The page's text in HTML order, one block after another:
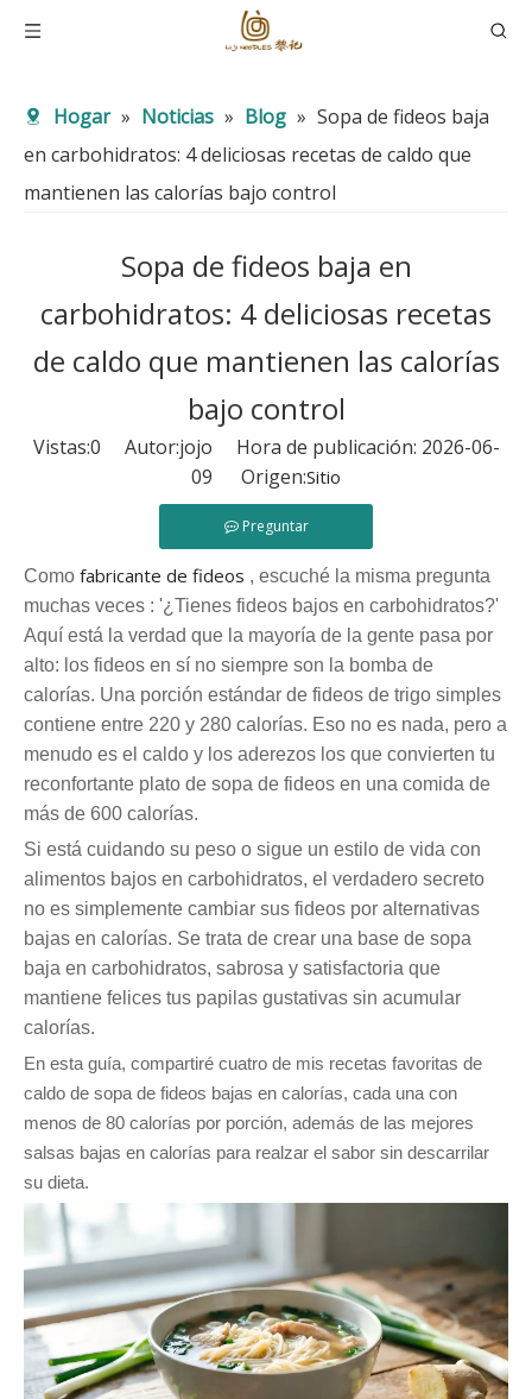
Hogar » Noticias » Blog » Sopa de fideos baja
en carbohidratos: 4 deliciosas recetas de caldo que
mantienen las calorías bajo control
Sopa de fideos baja en
carbohidratos: 4 deliciosas recetas
de caldo que mantienen las calorías
bajo control
Vistas:0 Autor:jojo Hora de publicación: 2026-06-
09 Origen:Sitio
Preguntar
Como fabricante de fideos , escuché la misma pregunta
muchas veces : '¿Tienes fideos bajos en carbohidratos?'
Aquí está la verdad que la mayoría de la gente pasa por
alto: los fideos en sí no siempre son la bomba de
calorías. Una porción estándar de fideos de trigo simples
contiene entre 220 y 280 calorías. Eso no es nada, pero a
menudo es el caldo y los aderezos los que convierten tu
reconfortante plato de sopa de fideos en una comida de
más de 600 calorías.
Si está cuidando su peso o sigue un estilo de vida con
alimentos bajos en carbohidratos, el verdadero secreto
no es simplemente cambiar sus fideos por alternativas
bajas en calorías. Se trata de crear una base de sopa
baja en carbohidratos, sabrosa y satisfactoria que
mantiene felices tus papilas gustativas sin acumular
calorías.
En esta guía, compartiré cuatro de mis recetas favoritas de
caldo de sopa de fideos bajas en calorías, cada una con
menos de 80 calorías por porción, además de las mejores
salsas bajas en calorías para realzar el sabor sin descarrilar
su dieta.